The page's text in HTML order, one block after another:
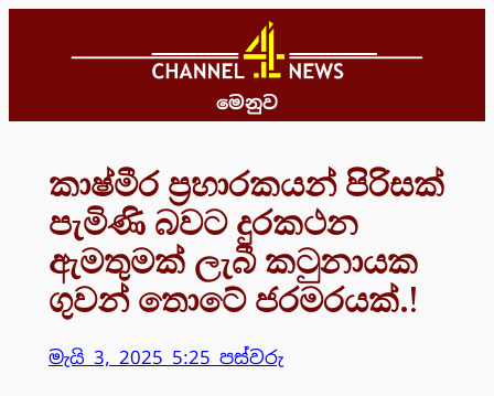
මෙනුව
කාෂ්මීර ප්‍රහාරකයන් පිරිසක්
පැමිණි බවට දුරකථන
ඇමතුමක් ලැබී කටුනායක
ගුවන් තොටේ ජරමරයක්.!
මැයි 3, 2025 5:25 පස්වරු